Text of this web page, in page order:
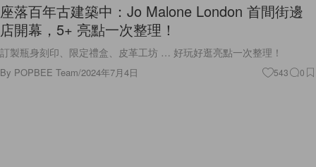
座落百年古建築中：Jo Malone London 首間街邊
店開幕，5+ 亮點一次整理！
訂製瓶身刻印、限定禮盒、皮革工坊 … 好玩好逛亮點一次整理！
By POPBEE Team/2024年7月4日 543 0